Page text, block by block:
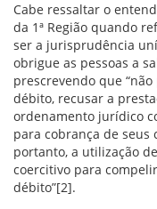
Cabe ressaltar o
da 1ª Região quando
ser a jurisprudência
obrigue as pessoas a
prescrevendo que
débito, recusar a
ordenamento jurídico
para cobrança de seus
portanto, a utilização
coercitivo para
débito”[2].